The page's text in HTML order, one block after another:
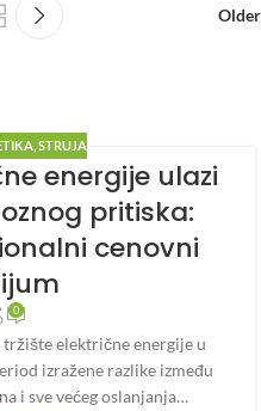
Older
, STRUJA
energije ulazi
pritiska:
cenovni
0
tržište električne energije u
izražene razlike između
i sve većeg oslanjanja…